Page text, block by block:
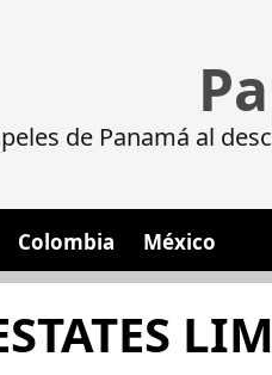
de Panamá al
Colombia México